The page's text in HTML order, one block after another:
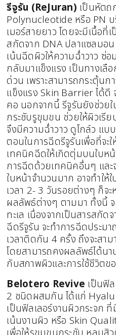
รีจูรัน (ReJuran) เป็นหัตถ
Polynucleotide หรือ PN
เมอร์สายยาว โดยจะมีเนื้อที่
สกัดจาก DNA ปลาแซลมอ
เน้นฉีดผิวให้ความฉ่ำวาว ซ่
กลับมาแข็งแรง เป็นทางเลื
ด่วน เพราะสามารถกระตุ้นก
แข็งแรง Skin Barrier ได้ดี
คอ นอกจากนี้ รีจูรันยังช่วยใ
กระชับรูขุมขน ช่วยให้ผิวเรี
จึงมีความฉ่ำวาว ดูโกล์ว แ
ตอนในการฉีดรีจูรันเพื่อที่จะ
เทคนิคฉีดให้เกิดตุ่มบนใบหน้
การฉีดด้วยเทคนิคอื่นๆ และ
ใบหน้าจำนวนมาก อาจทำให้
เวลา 2- 3 วันรอยต่างๆ ก็จะ
ผลลัพธ์ต่างๆ ตามมา ทั้งนี้ จ
ทะเล เนื่องจากเป็นสารสกั
ฉีดรีจูรัน จะทำการฉีดประม
เวลาติดกัน 4 ครั้ง ถึงจะสา
โดยสามารถคงผลลัพธ์ได้น
กับสภาพผิวและการใช้ชีวิต
Belotero Revive เป็นฟิ
2 ชนิดผสมกัน ได้แก่
เป็นฟิลเลอร์งานผิวกระจก
เน้นงานผิว หรือ Skin